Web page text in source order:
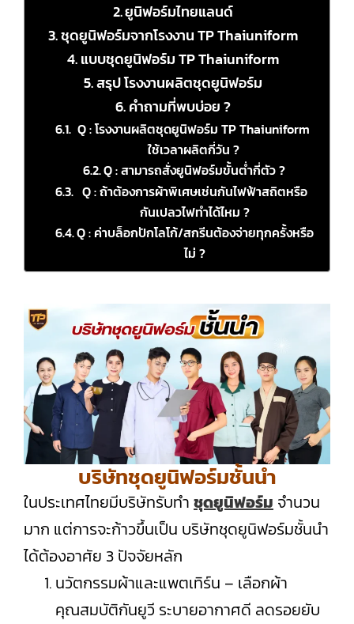
ยูนิฟอร์มไทยแลนด์
ชุดยูนิฟอร์มจากโรงงาน TP Thaiuniform
แบบชุดยูนิฟอร์ม TP Thaiuniform
สรุป โรงงานผลิตชุดยูนิฟอร์ม
คำถามที่พบบ่อย ?
Q : โรงงานผลิตชุดยูนิฟอร์ม TP Thaiuniform
ใช้เวลาผลิตกี่วัน ?
Q : สามารถสั่งยูนิฟอร์มขั้นต่ำกี่ตัว ?
Q : ถ้าต้องการผ้าพิเศษเช่นกันไฟฟ้าสถิตหรือ
กันเปลวไฟทำได้ไหม ?
Q : ค่าบล็อกปักโลโก้/สกรีนต้องจ่ายทุกครั้งหรือ
ไม่ ?
บริษัทชุดยูนิฟอร์มชั้นนำ
ในประเทศไทยมีบริษัทรับทำ ชุดยูนิฟอร์ม จำนวน
มาก แต่การจะก้าวขึ้นเป็น บริษัทชุดยูนิฟอร์มชั้นนำ
ได้ต้องอาศัย 3 ปัจจัยหลัก
นวัตกรรมผ้าและแพตเทิร์น – เลือกผ้า
คุณสมบัติกันยูวี ระบายอากาศดี ลดรอยยับ